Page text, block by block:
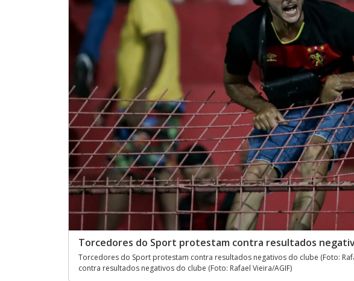
Torcedores do Sport protestam contra resultados
Torcedores do Sport protestam contra resultados negativos do clube (Foto:
contra resultados negativos do clube (Foto: Rafael Vieira/AGIF)